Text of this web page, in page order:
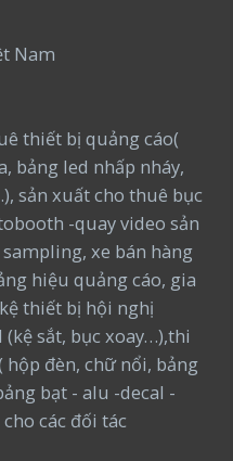
Nam
thiết bị quảng cáo(
bảng led nhấp nháy,
sản xuất cho thuê bục
-quay video sản
xe bán hàng
hiệu quảng cáo, gia
thiết bị hội nghị
sắt, bục xoay…),thi
đèn, chữ nổi, bảng
bạt - alu -decal -
các đối tác